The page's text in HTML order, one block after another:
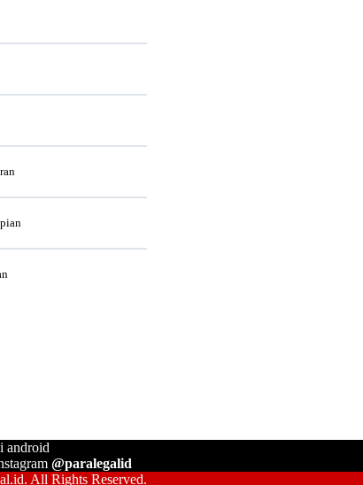
android
@paralegalid
All Rights Reserved.